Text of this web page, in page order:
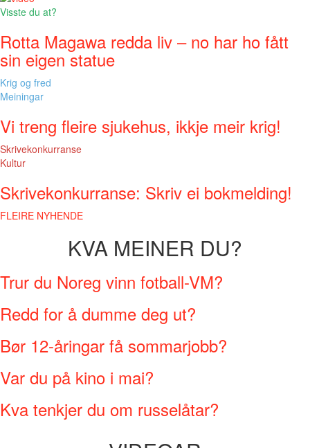
Visste du at?
Rotta Magawa redda liv – no har ho fått
sin eigen statue
Krig og fred
Meiningar
Vi treng fleire sjukehus, ikkje meir krig!
Skrivekonkurranse
Kultur
Skrivekonkurranse: Skriv ei bokmelding!
FLEIRE NYHENDE
KVA MEINER DU?
Trur du Noreg vinn fotball-VM?
Redd for å dumme deg ut?
Bør 12-åringar få sommarjobb?
Var du på kino i mai?
Kva tenkjer du om russelåtar?